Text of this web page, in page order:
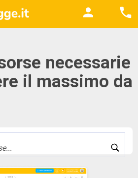
necessarie
il massimo da